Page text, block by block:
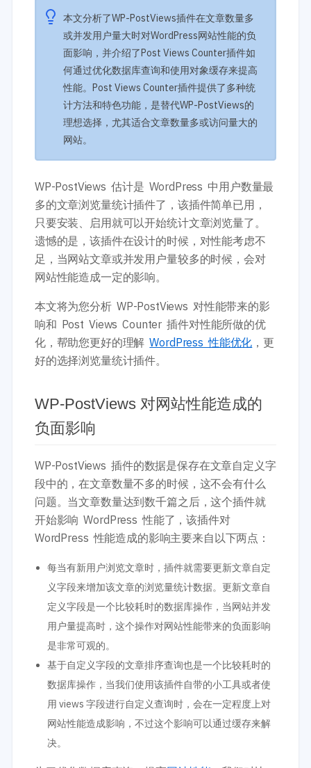
开发文档手册
网站管理运营
WP新闻资讯
WordPress数据库
WooCommerce开发
多语言主题开发
电子商务和支付
服务咨询 登录
本文分析了WP-PostViews插件在文章数量多
或并发用户量大时对WordPress网站性能的负
面影响，并介绍了Post Views Counter插件如
何通过优化数据库查询和使用对象缓存来提高
性能。Post Views Counter插件提供了多种统
计方法和特色功能，是替代WP-PostViews的
理想选择，尤其适合文章数量多或访问量大的
网站。
WP-PostViews 估计是 WordPress 中用户数量最
多的文章浏览量统计插件了，该插件简单已用，
只要安装、启用就可以开始统计文章浏览量了。
遗憾的是，该插件在设计的时候，对性能考虑不
足，当网站文章或并发用户量较多的时候，会对
网站性能造成一定的影响。
本文将为您分析 WP-PostViews 对性能带来的影
响和 Post Views Counter 插件对性能所做的优
化，帮助您更好的理解WordPress 性能优化 ，更
好的选择浏览量统计插件。
WP-PostViews 对网站性能造成的
负面影响
WP-PostViews 插件的数据是保存在文章自定义字
段中的，在文章数量不多的时候，这不会有什么
问题。当文章数量达到数千篇之后，这个插件就
开始影响 WordPress 性能了，该插件对
WordPress 性能造成的影响主要来自以下两点：
每当有新用户浏览文章时，插件就需要更新文章自定
义字段来增加该文章的浏览量统计数据。更新文章自
定义字段是一个比较耗时的数据库操作，当网站并发
用户量提高时，这个操作对网站性能带来的负面影响
是非常可观的。
基于自定义字段的文章排序查询也是一个比较耗时的
数据库操作，当我们使用该插件自带的小工具或者使
用 views 字段进行自定义查询时，会在一定程度上对
网站性能造成影响，不过这个影响可以通过缓存来解
决。